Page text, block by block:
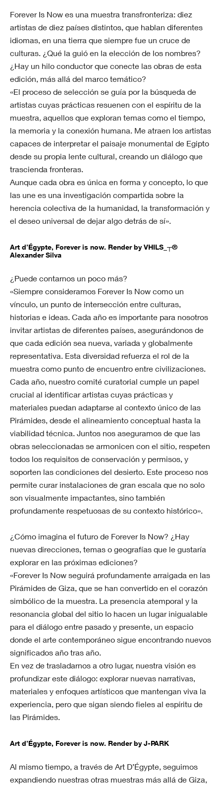
Forever Is Now es una muestra transfronteriza: diez
artistas de diez países distintos, que hablan diferentes
idiomas, en una tierra que siempre fue un cruce de
culturas. ¿Qué la guió en la elección de los nombres?
¿Hay un hilo conductor que conecte las obras de esta
edición, más allá del marco temático?
«El proceso de selección se guía por la búsqueda de
artistas cuyas prácticas resuenen con el espíritu de la
muestra, aquellos que exploran temas como el tiempo,
la memoria y la conexión humana. Me atraen los artistas
capaces de interpretar el paisaje monumental de Egipto
desde su propia lente cultural, creando un diálogo que
trascienda fronteras.
Aunque cada obra es única en forma y concepto, lo que
las une es una investigación compartida sobre la
herencia colectiva de la humanidad, la transformación y
el deseo universal de dejar algo detrás de sí».
Art d’Égypte, Forever is now. Render by VHILS_┬®
Alexander Silva
¿Puede contarnos un poco más?
«Siempre consideramos Forever Is Now como un
vínculo, un punto de intersección entre culturas,
historias e ideas. Cada año es importante para nosotros
invitar artistas de diferentes países, asegurándonos de
que cada edición sea nueva, variada y globalmente
representativa. Esta diversidad refuerza el rol de la
muestra como punto de encuentro entre civilizaciones.
Cada año, nuestro comité curatorial cumple un papel
crucial al identificar artistas cuyas prácticas y
materiales puedan adaptarse al contexto único de las
Pirámides, desde el alineamiento conceptual hasta la
viabilidad técnica. Juntos nos aseguramos de que las
obras seleccionadas se armonicen con el sitio, respeten
todos los requisitos de conservación y permisos, y
soporten las condiciones del desierto. Este proceso nos
permite curar instalaciones de gran escala que no solo
son visualmente impactantes, sino también
profundamente respetuosas de su contexto histórico».
¿Cómo imagina el futuro de Forever Is Now? ¿Hay
nuevas direcciones, temas o geografías que le gustaría
explorar en las próximas ediciones?
«Forever Is Now seguirá profundamente arraigada en las
Pirámides de Giza, que se han convertido en el corazón
simbólico de la muestra. La presencia atemporal y la
resonancia global del sitio lo hacen un lugar inigualable
para el diálogo entre pasado y presente, un espacio
donde el arte contemporáneo sigue encontrando nuevos
significados año tras año.
En vez de trasladarnos a otro lugar, nuestra visión es
profundizar este diálogo: explorar nuevas narrativas,
materiales y enfoques artísticos que mantengan viva la
experiencia, pero que sigan siendo fieles al espíritu de
las Pirámides.
Art d’Égypte, Forever is now. Render by J-PARK
Al mismo tiempo, a través de Art D’Égypte, seguimos
expandiendo nuestras otras muestras más allá de Giza,